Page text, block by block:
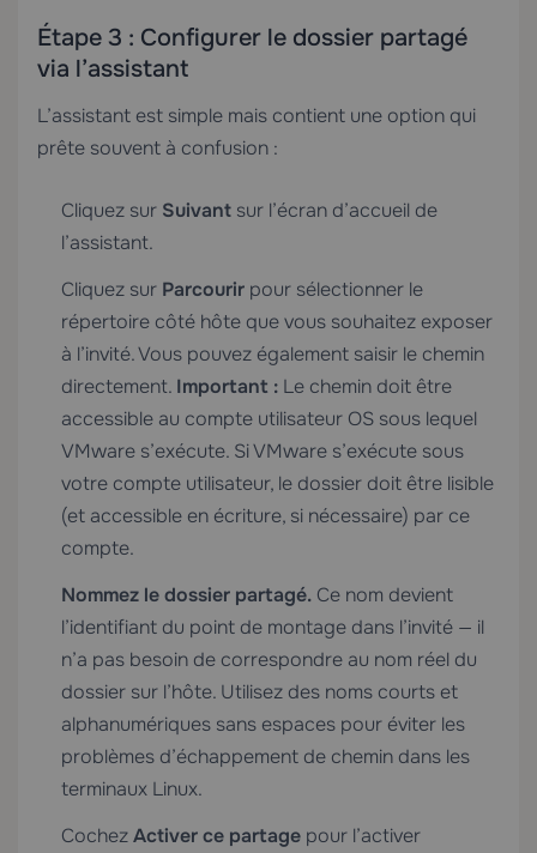
Étape 3 : Configurer le dossier partagé
via l’assistant
L’assistant est simple mais contient une option qui
prête souvent à confusion :
Cliquez sur Suivant sur l’écran d’accueil de
l’assistant.
Cliquez sur Parcourir pour sélectionner le
répertoire côté hôte que vous souhaitez exposer
à l’invité. Vous pouvez également saisir le chemin
directement. Important : Le chemin doit être
accessible au compte utilisateur OS sous lequel
VMware s’exécute. Si VMware s’exécute sous
votre compte utilisateur, le dossier doit être lisible
(et accessible en écriture, si nécessaire) par ce
compte.
Nommez le dossier partagé. Ce nom devient
l’identifiant du point de montage dans l’invité — il
n’a pas besoin de correspondre au nom réel du
dossier sur l’hôte. Utilisez des noms courts et
alphanumériques sans espaces pour éviter les
problèmes d’échappement de chemin dans les
terminaux Linux.
CochezActiver ce partage pour l’activer